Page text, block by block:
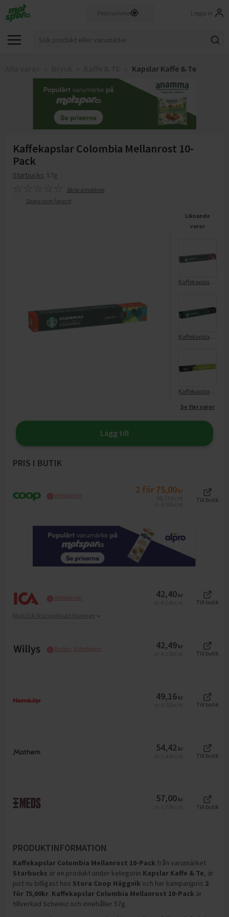
Logga in
Kapslar Kaffe & Te
Kaffekapslar Colombia Mellanrost 10-
Pack
Starbucks 57g
Skriv omdöme
Spara som favorit
Liknande
varor
Kaffekapslar Italian Style Roast Mörkrost 10-Pack
Kaffekapslar Ristretto Shot 10-Pack
Kaffekapslar Espresso Skånerost 10-Pack
Se fler varor
Lägg till
PRIS I BUTIK
Webbpriser 2 för 75,00 kr
Till butik
Webbpriser 42,40 kr
Till butik
Maxi ICA Stormarknad Haninge
Butiks- & Webbpris 42,49 kr
Till butik
49,16 kr
Till butik
54,42 kr
Till butik
57,00 kr
Till butik
PRODUKTINFORMATION
Kaffekapslar Colombia Mellanrost 10-Pack från varumärket
Starbucks är en produkt under kategorin Kapslar Kaffe & Te, är
just nu billigast hos Stora Coop Häggvik och har kampanjpris 2
för 75,00kr. Kaffekapslar Colombia Mellanrost 10-Pack är
tillverkad Schweiz och innehåller 57g.